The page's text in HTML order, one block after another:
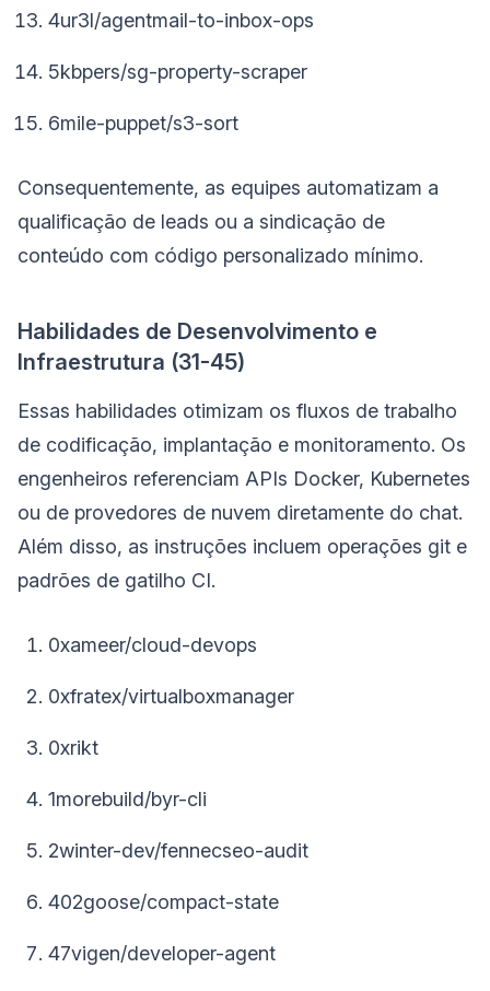
4ur3l/agentmail-to-inbox-ops
5kbpers/sg-property-scraper
6mile-puppet/s3-sort
Consequentemente, as equipes automatizam a
qualificação de leads ou a sindicação de
conteúdo com código personalizado mínimo.
Habilidades de Desenvolvimento e
Infraestrutura (31-45)
Essas habilidades otimizam os fluxos de trabalho
de codificação, implantação e monitoramento. Os
engenheiros referenciam APIs Docker, Kubernetes
ou de provedores de nuvem diretamente do chat.
Além disso, as instruções incluem operações git e
padrões de gatilho CI.
0xameer/cloud-devops
0xfratex/virtualboxmanager
0xrikt
1morebuild/byr-cli
2winter-dev/fennecseo-audit
402goose/compact-state
47vigen/developer-agent